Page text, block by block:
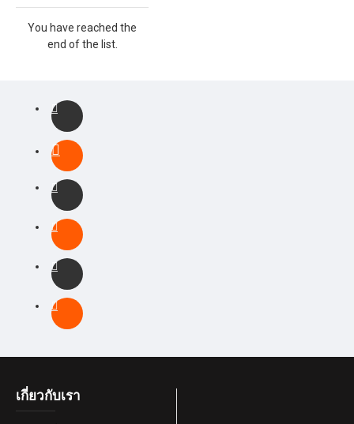
You have reached the
end of the list.
เกี่ยวกับเรา